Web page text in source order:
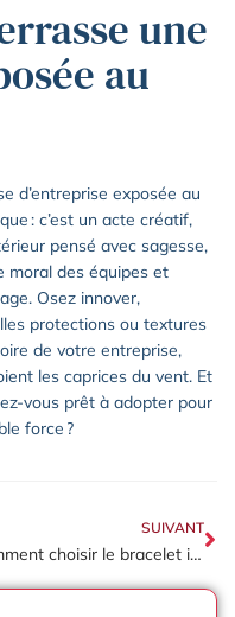
une
au
d’entreprise exposée au
: c’est un acte créatif,
pensé avec sagesse,
moral des équipes et
Osez innover,
protections ou textures
de votre entreprise,
les caprices du vent. Et
vous prêt à adopter pour
force ?
SUIVANT
Comment choisir le bracelet idéal pour votre SmartWatch ?